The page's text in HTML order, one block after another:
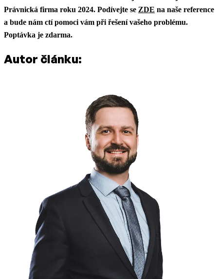
Právnická firma roku 2024. Podívejte se ZDE na naše reference
a bude nám ctí pomoci vám při řešení vašeho problému.
Poptávka je zdarma.
Autor článku: